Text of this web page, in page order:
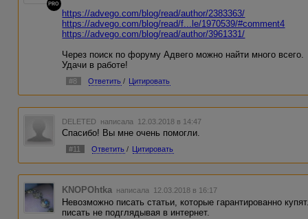
PRO
https://advego.com/blog/read/author/2383363/
https://advego.com/blog/read/f...le/1970539/#comment4
https://advego.com/blog/read/author/3961331/
Через поиск по форуму Адвего можно найти много всего.
Удачи в работе!
#8 Ответить / Цитировать
DELETED написала 12.03.2018 в 14:47
Спасибо! Вы мне очень помогли.
#11 Ответить / Цитировать
KNOPOhtka написала 12.03.2018 в 16:17
Невозможно писать статьи, которые гарантированно
писать не подглядывая в интернет.